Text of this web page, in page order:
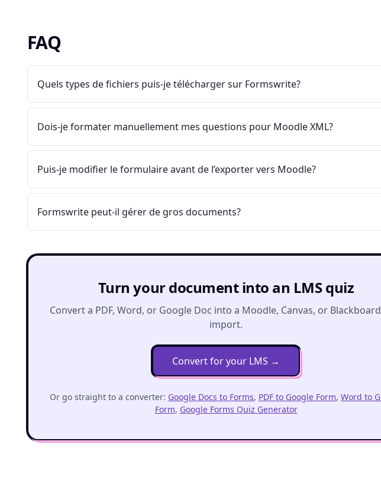
FAQ
Quels types de fichiers puis-je télécharger sur Formswrite?
Dois-je formater manuellement mes questions pour Moodle XML?
Puis-je modifier le formulaire avant de l’exporter vers Moodle?
Formswrite peut-il gérer de gros documents?
Turn your document into an LMS quiz
Convert a PDF, Word, or Google Doc into a Moodle, Canvas, or
import.
Convert for your LMS →
Or go straight to a converter: Google Docs to Forms, PDF to Google Form, Word to
Form, Google Forms Quiz Generator